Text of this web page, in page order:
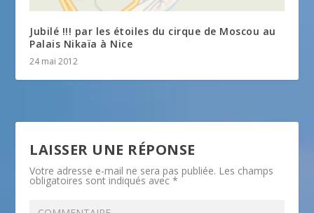
Jubilé !!! par les étoiles du cirque de Moscou au
Palais Nikaïa à Nice
24 mai 2012
LAISSER UNE RÉPONSE
Votre adresse e-mail ne sera pas publiée. Les champs
obligatoires sont indiqués avec*